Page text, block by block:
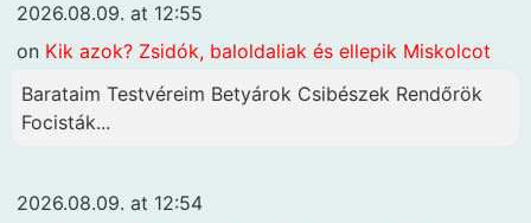
2026.08.09. at 12:55
on Kik azok? Zsidók, baloldaliak és ellepik Miskolcot
Barataim Testvéreim Betyárok Csibészek Rendőrök
Focisták...
2026.08.09. at 12:54